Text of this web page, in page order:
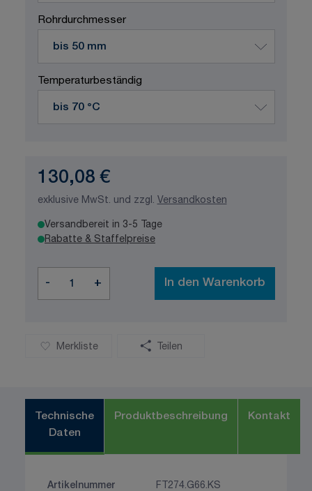
Rohrdurchmesser
Temperaturbeständig
130,08 €
exklusive MwSt. und zzgl. Versandkosten
Versandbereit in 3-5 Tage
Rabatte & Staffelpreise
- + In den Warenkorb
Merkliste Teilen
Technische
Daten
Produktbeschreibung Kontakt
Artikelnummer FT274.G66.KS